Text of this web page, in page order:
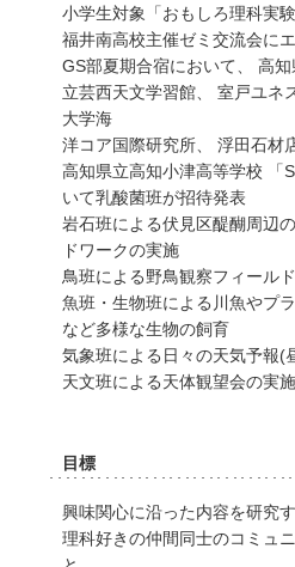
小学生対象「おもしろ理科実
福井南高校主催ゼミ交流会に
GS部夏期合宿において、 高
立芸西天文学習館、 室戸ユネ
大学海
洋コア国際研究所、 浮田石材
高知県立高知小津高等学校 「
いて乳酸菌班が招待発表
岩石班による伏見区醍醐周辺
ドワークの実施
鳥班による野鳥観察フィール
魚班・生物班による川魚やプ
など多様な生物の飼育
気象班による日々の天気予報(
天文班による天体観望会の実施
目標
興味関心に沿った内容を研究す
理科好きの仲間同士のコミュ